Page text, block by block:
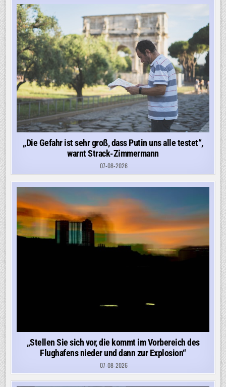
„Die Gefahr ist sehr groß, dass Putin uns alle testet“,
warnt Strack-Zimmermann
07-08-2026
„Stellen Sie sich vor, die kommt im Vorbereich des
Flughafens nieder und dann zur Explosion“
07-08-2026